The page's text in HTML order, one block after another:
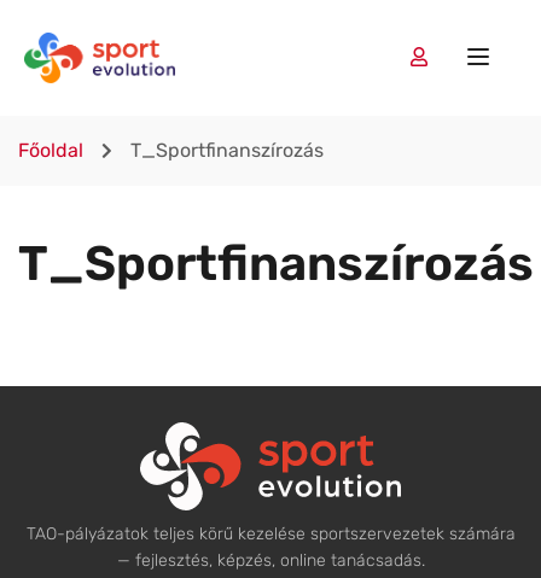
Főoldal T_Sportfinanszírozás
T_Sportfinanszírozás
TAO-pályázatok teljes körű kezelése sportszervezetek számára
— fejlesztés, képzés, online tanácsadás.